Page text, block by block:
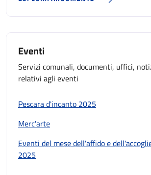
Eventi
Servizi comunali, documenti, uffici,
relativi agli eventi
Pescara d'incanto 2025
Merc'arte
Eventi del mese dell'affido e
2025